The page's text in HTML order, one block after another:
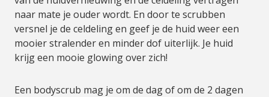
naar mate je ouder wordt. En door te scrubben
versnel je de celdeling en geef je de huid weer een
mooier stralender en minder dof uiterlijk. Je huid
krijg een mooie glowing over zich!
Een bodyscrub mag je om de dag of om de 2 dagen